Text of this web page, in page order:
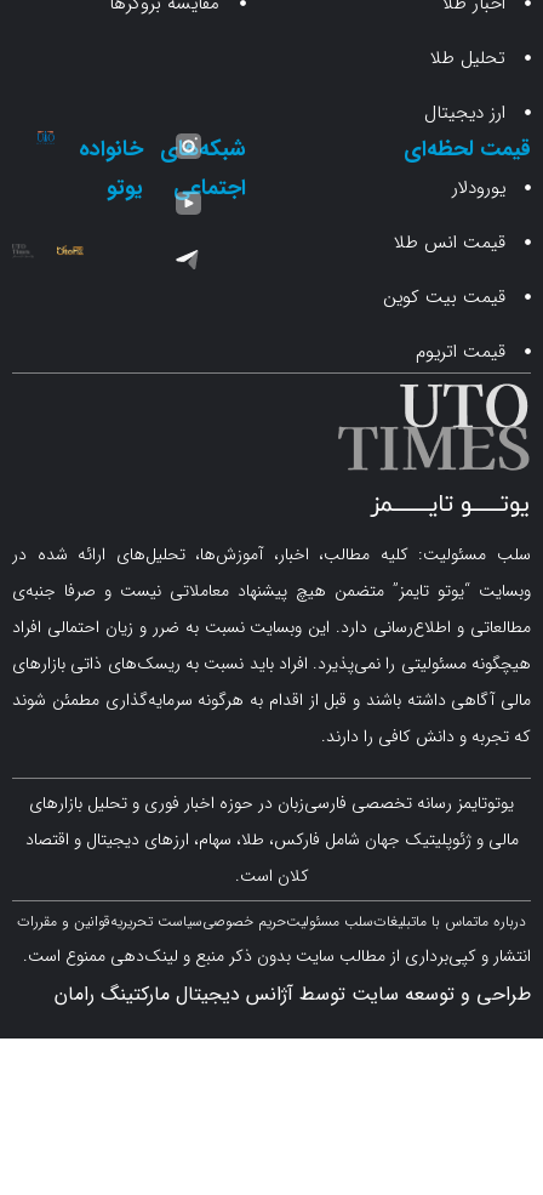
انس طلا
بیت کوین
شبکه‌های خانواده
یوتو
کلیه مطالب، اخبار، آموزش‌ها، تحلیل‌های ارائه شده در
تایمز” متضمن هیچ پیشنهاد معاملاتی نیست و صرفا جنبه‌ی
اطلاع‌رسانی دارد. این وبسایت نسبت به ضرر و زیان احتمالی افراد
را نمی‌پذیرد. افراد باید نسبت به ریسک‌های ذاتی بازارهای
داشته باشند و قبل از اقدام به هرگونه سرمایه‌گذاری مطمئن شوند
دانش کافی را دارند.
رسانه تخصصی فارسی‌زبان در حوزه اخبار فوری و تحلیل بازارهای
جهان شامل فارکس، طلا، سهام، ارزهای دیجیتال و اقتصاد
با ما تبلیغاتسلب مسئولیتحریم خصوصیسیاست تحریریهقوانین و مقررات
از مطالب سایت بدون ذکر منبع و لینک‌دهی ممنوع است.
سایت توسط آژانس دیجیتال مارکتینگ رامان